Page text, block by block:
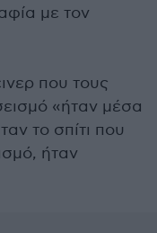
με τον
που τους
«ήταν μέσα
το σπίτι που
ήταν